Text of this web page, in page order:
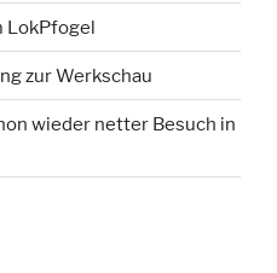
LokPfogel
zur Werkschau
wieder netter Besuch in